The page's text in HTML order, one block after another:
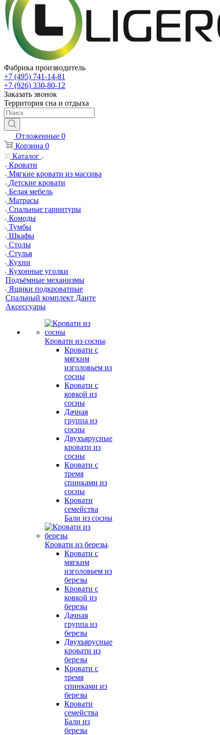
Фабрика производитель
+7 (495) 741-14-81
+7 (926) 330-80-12
Заказать звонок
Территория сна и отдыха
Отложенные 0
Корзина 0
Каталог
Кровати
Мягкие кровати из массива
Детские кровати
Белая мебель
Матрасы
Спальные гарнитуры
Комоды
Тумбы
Шкафы
Столы
Стулья
Кухни
Кухонные уголки
Подъёмные механизмы
Ящики подкроватные
Спальный комплект Данте
Аксессуары
Кровати из сосны
Кровати с
мягким
изголовьем из
сосны
Кровати с
ковкой из
сосны
Дачная
группа из
сосны
Двухъярусные
кровати из
сосны
Кровати с
тремя
спинками из
сосны
Кровати
семейства
Бали из сосны
Кровати из березы
Кровати с
мягким
изголовьем из
березы
Кровати с
ковкой из
березы
Дачная
группа из
березы
Двухъярусные
кровати из
березы
Кровати с
тремя
спинками из
березы
Кровати
семейства
Бали из
березы